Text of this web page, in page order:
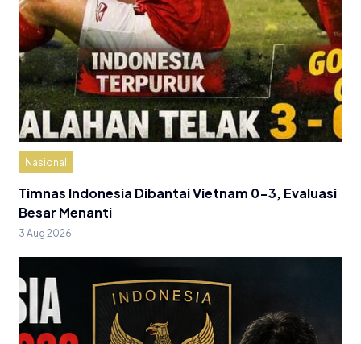
Nasional
Timnas Indonesia Dibantai Vietnam 0-3, Evaluasi
Besar Menanti
3 Aug 2026